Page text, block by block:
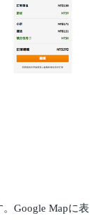
Google Mapに表